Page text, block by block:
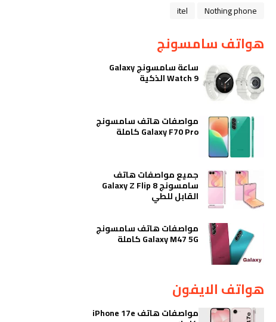
Nothing phone
itel
هواتف سامسونج
ساعة سامسونج Galaxy
Watch 9 الذكية
مواصفات هاتف سامسونج
Galaxy F70 Pro كاملة
جميع مواصفات هاتف
سامسونج Galaxy Z Flip 8
القابل للطي
مواصفات هاتف سامسونج
Galaxy M47 5G كاملة
هواتف الايفون
مواصفات هاتف iPhone 17e